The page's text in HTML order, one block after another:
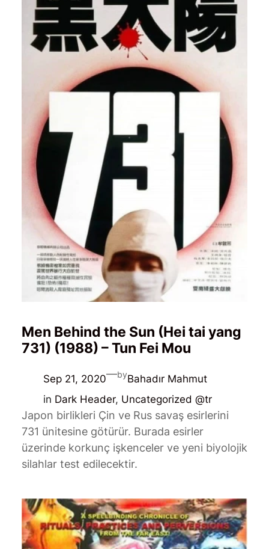
Men Behind the Sun (Hei tai yang
731) (1988) – Tun Fei Mou
Sep 21, 2020—byBahadır Mahmut
in Dark Header, Uncategorized @tr
Japon birlikleri Çin ve Rus savaş esirlerini
731 ünitesine götürür. Burada esirler
üzerinde korkunç işkenceler ve yeni biyolojik
silahlar test edilecektir.